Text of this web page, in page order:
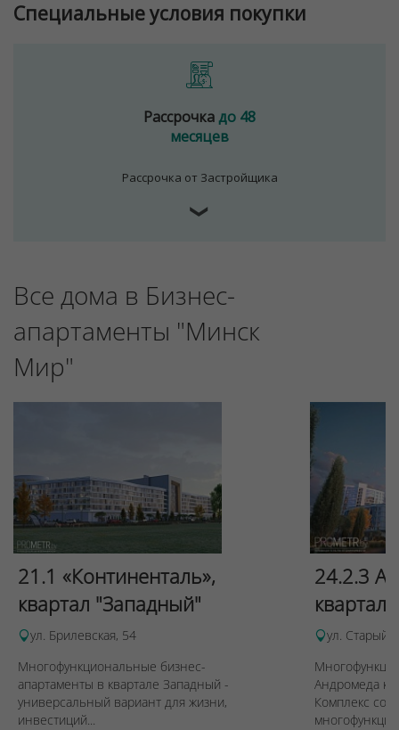
Специальные условия покупки
Рассрочкадо 48
месяцев
Рассрочка от Застройщика
❯
Все дома в Бизнес-
апартаменты "Минск
Мир"
21.1 «Континенталь»,
квартал "Западный"
ул. Брилевская, 54
Многофункциональные бизнес-
апартаменты в квартале Западный -
универсальный вариант для жизни,
инвестиций...
24.2.3
ул. Старый
Андромеда
Комплекс